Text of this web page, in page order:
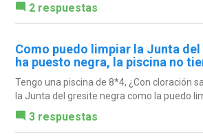
2 respuestas
Como puedo limpiar la Junta
ha puesto negra, la piscina no
Tengo una piscina de 8*4, ¿Con cloración
la Junta del gresite negra como la puedo
3 respuestas